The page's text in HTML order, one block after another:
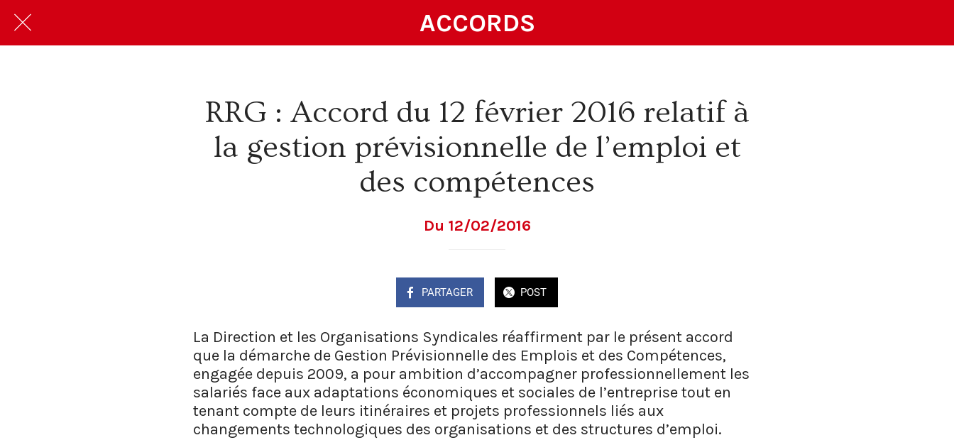
ACCORDS
RRG : Accord du 12 février 2016 relatif à
la gestion prévisionnelle de l’emploi et
des compétences
Du 12/02/2016
PARTAGER POST
La Direction et les Organisations Syndicales réaffirment par le présent accord
que la démarche de Gestion Prévisionnelle des Emplois et des Compétences,
engagée depuis 2009, a pour ambition d’accompagner professionnellement les
salariés face aux adaptations économiques et sociales de l’entreprise tout en
tenant compte de leurs itinéraires et projets professionnels liés aux
changements technologiques des organisations et des structures d’emploi.